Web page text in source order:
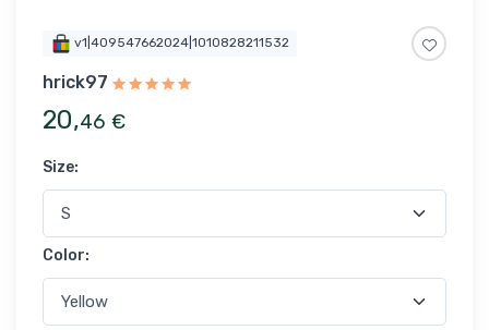
v1|409547662024|1010828211532
hrick97
20,46 €
Size:
Color: